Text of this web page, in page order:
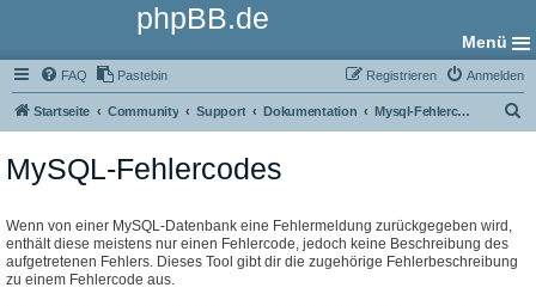
phpBB.de
Menü
FAQ Pastebin Anmelden
Registrieren
Startseite Community Support Dokumentation Mysql-Fehlercodes
MySQL-Fehlercodes
Wenn von einer MySQL-Datenbank eine Fehlermeldung zurückgegeben wird,
enthält diese meistens nur einen Fehlercode, jedoch keine Beschreibung des
aufgetretenen Fehlers. Dieses Tool gibt dir die zugehörige Fehlerbeschreibung
zu einem Fehlercode aus.